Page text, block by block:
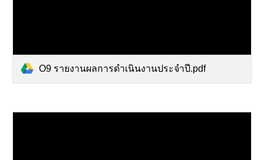
O9 รายงานผลการดำเนินงานประจำปี.pdf